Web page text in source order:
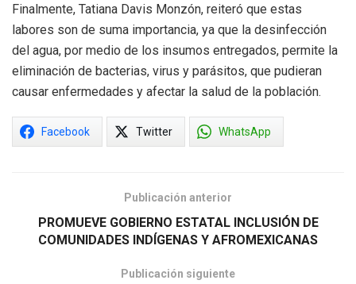
Finalmente, Tatiana Davis Monzón, reiteró que estas
labores son de suma importancia, ya que la desinfección
del agua, por medio de los insumos entregados, permite la
eliminación de bacterias, virus y parásitos, que pudieran
causar enfermedades y afectar la salud de la población.
Facebook Twitter WhatsApp
Publicación anterior
PROMUEVE GOBIERNO ESTATAL INCLUSIÓN DE
COMUNIDADES INDÍGENAS Y AFROMEXICANAS
Publicación siguiente